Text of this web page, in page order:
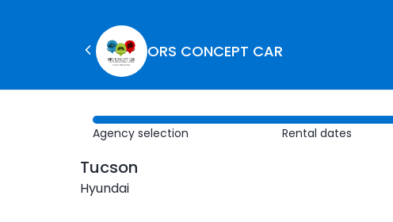
ORS CONCEPT CAR
Agency selection Rental dates
Tucson
Hyundai